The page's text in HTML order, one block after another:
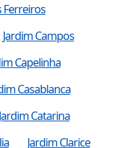
Ferreiros
Jardim Campos
Capelinha
Casablanca
Jardim Catarina
Jardim Clarice